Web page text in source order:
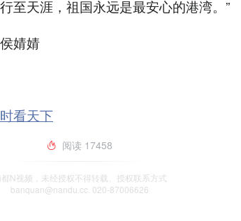
至天涯，祖国永远是最安心的港湾。”
婧婧
看天下
阅读 17458
都N视频，未经授权不得转载、授权联系方式
banquan@nandu.cc. 020-87006626